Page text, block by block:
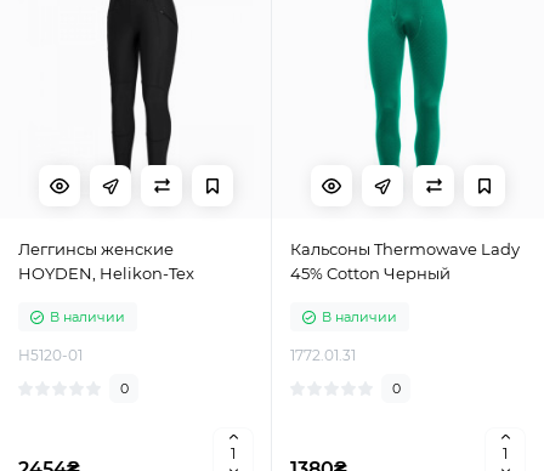
Леггинсы женские
HOYDEN, Helikon-Tex
В наличии
H5120-01
0
Кальсоны Thermowave Lady
45% Cotton Черный
В наличии
1772.01.31
0